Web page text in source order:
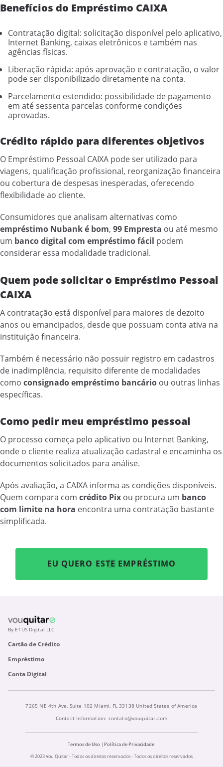
Benefícios do Empréstimo CAIXA
Contratação digital: solicitação disponível pelo aplicativo,
Internet Banking, caixas eletrônicos e também nas
agências físicas.
Liberação rápida: após aprovação e contratação, o valor
pode ser disponibilizado diretamente na conta.
Parcelamento estendido: possibilidade de pagamento
em até sessenta parcelas conforme condições
aprovadas.
Crédito rápido para diferentes objetivos
O Empréstimo Pessoal CAIXA pode ser utilizado para
viagens, qualificação profissional, reorganização financeira
ou cobertura de despesas inesperadas, oferecendo
flexibilidade ao cliente.
Consumidores que analisam alternativas como
empréstimo Nubank é bom, 99 Empresta ou até mesmo
um banco digital com empréstimo fácil podem
considerar essa modalidade tradicional.
Quem pode solicitar o Empréstimo Pessoal
CAIXA
A contratação está disponível para maiores de dezoito
anos ou emancipados, desde que possuam conta ativa na
instituição financeira.
Também é necessário não possuir registro em cadastros
de inadimplência, requisito diferente de modalidades
como consignado empréstimo bancário ou outras linhas
específicas.
Como pedir meu empréstimo pessoal
O processo começa pelo aplicativo ou Internet Banking,
onde o cliente realiza atualização cadastral e encaminha os
documentos solicitados para análise.
Após avaliação, a CAIXA informa as condições disponíveis.
Quem compara com crédito Pix ou procura um banco
com limite na hora encontra uma contratação bastante
simplificada.
EU QUERO ESTE EMPRÉSTIMO
By ETUS Digital LLC
Cartão de Crédito
Empréstimo
Conta Digital
7265 NE 4th Ave, Suite 102 Miami, FL 33138 United States of America
Contact Information: contato@vouquitar.com
Termos de Uso
Política de Privacidade
© 2023 Vou Quitar - Todos os direitos reservados - Todos os direitos reservados